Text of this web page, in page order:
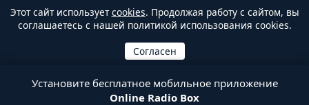
Этот сайт используетcookies. Продолжая работу с сайтом, вы
соглашаетесь с нашей политикой использования cookies.
Установите бесплатное мобильное приложение
Online Radio Box